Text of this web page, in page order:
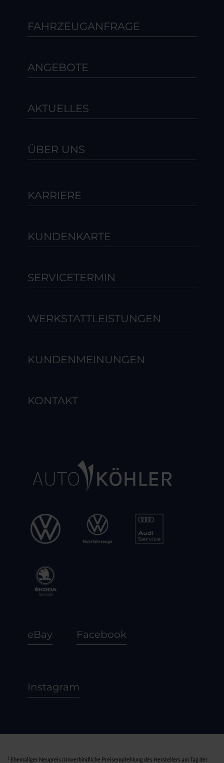
FAHRZEUGANFRAGE
ANGEBOTE
AKTUELLES
ÜBER UNS
KARRIERE
KUNDENKARTE
SERVICETERMIN
WERKSTATTLEISTUNGEN
KUNDENMEINUNGEN
KONTAKT
eBay Facebook
Instagram
1 Ehemaliger Neupreis (Unverbindliche Preisempfehlung des Herstellers am Tag der